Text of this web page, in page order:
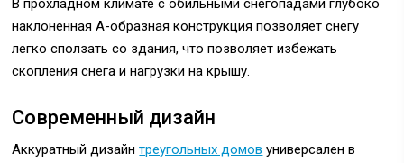
В прохладном климате с обильными снегопадами глубоко
наклоненная А-образная конструкция позволяет снегу
легко сползать со здания, что позволяет избежать
скопления снега и нагрузки на крышу.
Современный дизайн
Аккуратный дизайнтреугольных домов универсален в